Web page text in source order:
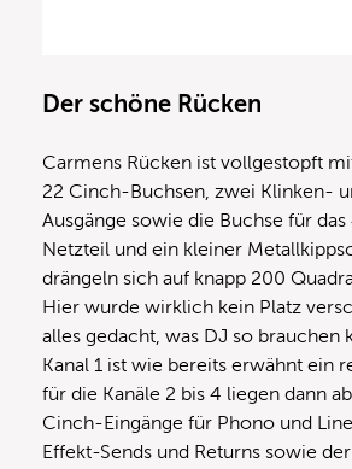
Der schöne Rücken
Carmens Rücken ist vollgestopft
22 Cinch-Buchsen, zwei Klinken-
Ausgänge sowie die Buchse für
Netzteil und ein kleiner
drängeln sich auf knapp 200
Hier wurde wirklich kein Platz
alles gedacht, was DJ so brauchen
Kanal 1 ist wie bereits erwähnt ein
für die Kanäle 2 bis 4 liegen dann
Cinch-Eingänge für Phono und
Effekt-Sends und Returns sowie